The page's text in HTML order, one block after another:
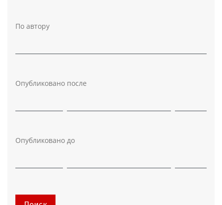
По автору
Опубликовано после
Опубликовано до